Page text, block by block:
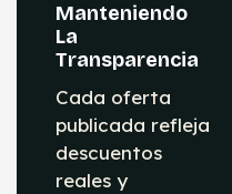
Manteniendo
La
Transparencia
Cada oferta
publicada refleja
descuentos
reales y